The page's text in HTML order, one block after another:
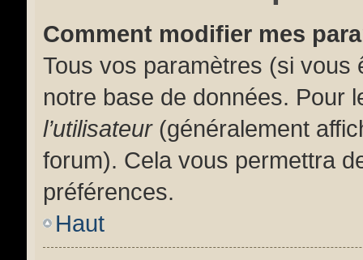
Comment modifier mes
Tous vos paramètres (si
notre base de données. Pour
l’utilisateur(généralement
forum). Cela vous permettra
préférences.
Haut